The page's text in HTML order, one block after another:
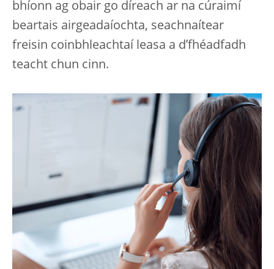
bhíonn ag obair go díreach ar na cúraimí
beartais airgeadaíochta, seachnaítear
freisin coinbhleachtaí leasa a d’fhéadfadh
teacht chun cinn.